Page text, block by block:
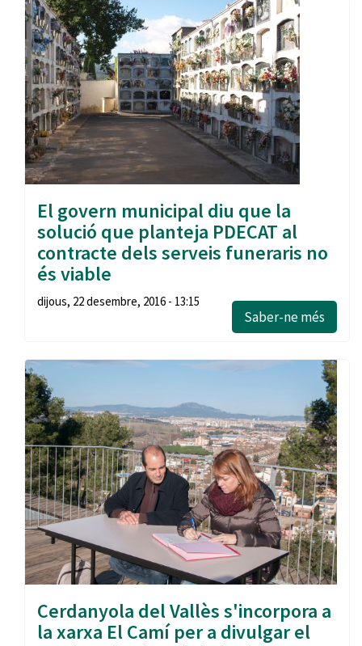
El govern municipal diu que la
solució que planteja PDECAT al
contracte dels serveis funeraris no
és viable
dijous, 22 desembre, 2016 - 13:15
Saber-ne més
Cerdanyola del Vallès s'incorpora a
la xarxa El Camí per a divulgar el